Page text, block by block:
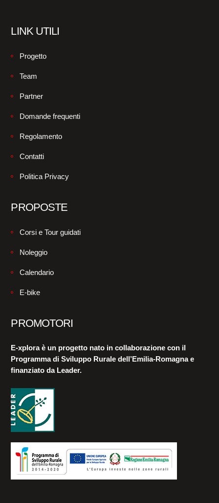
LINK UTILI
Progetto
Team
Partner
Domande frequenti
Regolamento
Contatti
Politica Privacy
PROPOSTE
Corsi e Tour guidati
Noleggio
Calendario
E-bike
PROMOTORI
E-xplora è un progetto nato in collaborazione con il
Programma di Sviluppo Rurale dell’Emilia-Romagna e
finanziato da Leader.